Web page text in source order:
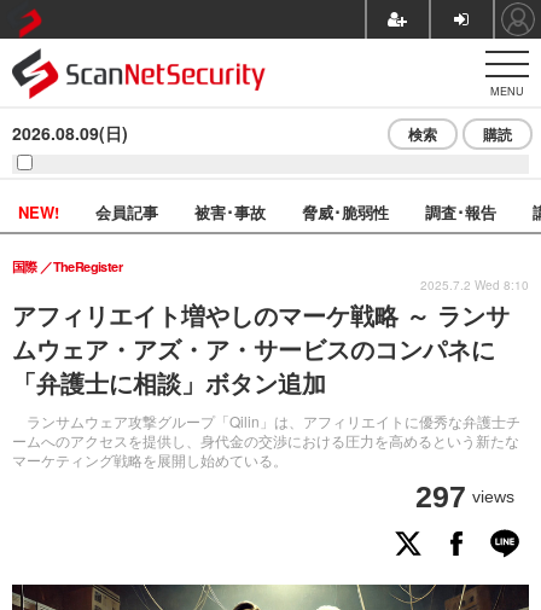
MENU
2026.08.09(日) 検索 購読
NEW! 会員記事 被害･事故 脅威･脆弱性 調査･報告
アフィリエイト増やしのマーケ戦略 ～ ランサ
ムウェア・アズ・ア・サービスのコンパネに
「弁護士に相談」ボタン追加
ランサムウェア攻撃グループ「Qilin」は、アフィリエイトに優秀な弁護士チ
ームへのアクセスを提供し、身代金の交渉における圧力を高めるという新たな
マーケティング戦略を展開し始めている。
国際 TheRegister
297 views
2025.7.2 Wed 8:10